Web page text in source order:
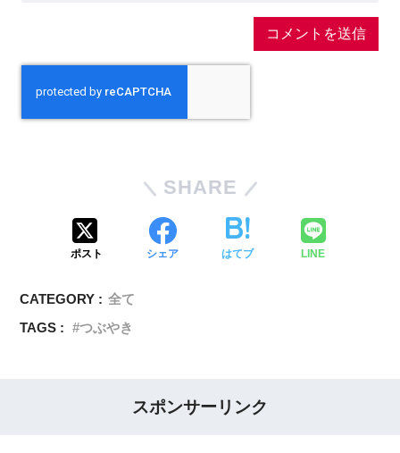
SHARE
ポスト シェア はてブ LINE
CATEGORY : 全て
TAGS :
つぶやき
スポンサーリンク